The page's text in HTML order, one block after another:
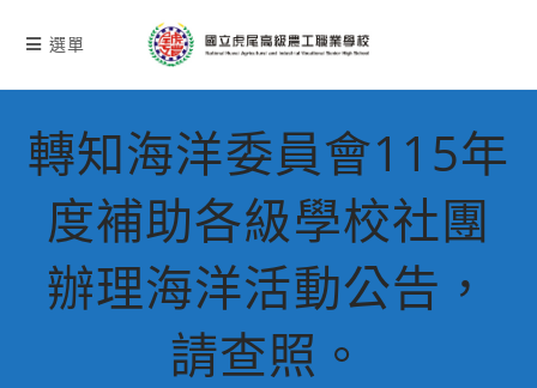
選單
轉知海洋委員會115年
度補助各級學校社團
辦理海洋活動公告，
請查照。